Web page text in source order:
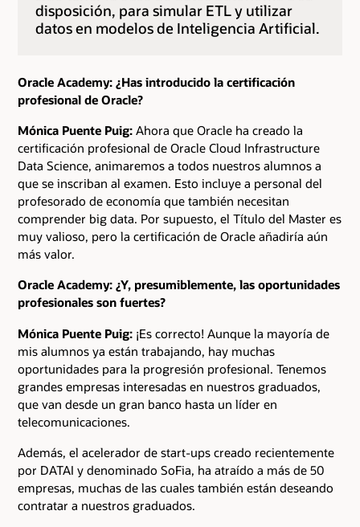
disposición, para simular ETL y utilizar
datos en modelos de Inteligencia Artificial.
Oracle Academy: ¿Has introducido la certificación
profesional de Oracle?
Mónica Puente Puig: Ahora que Oracle ha creado la
certificación profesional de Oracle Cloud Infrastructure
Data Science, animaremos a todos nuestros alumnos a
que se inscriban al examen. Esto incluye a personal del
profesorado de economía que también necesitan
comprender big data. Por supuesto, el Título del Master es
muy valioso, pero la certificación de Oracle añadiría aún
más valor.
Oracle Academy: ¿Y, presumiblemente, las oportunidades
profesionales son fuertes?
Mónica Puente Puig: ¡Es correcto! Aunque la mayoría de
mis alumnos ya están trabajando, hay muchas
oportunidades para la progresión profesional. Tenemos
grandes empresas interesadas en nuestros graduados,
que van desde un gran banco hasta un líder en
telecomunicaciones.
Además, el acelerador de start-ups creado recientemente
por DATAI y denominado SoFia, ha atraído a más de 50
empresas, muchas de las cuales también están deseando
contratar a nuestros graduados.